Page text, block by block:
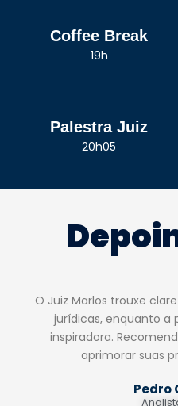
Coffee Break
19h
Palestra Juiz
20h05
O Juiz Marlos trouxe
jurídicas, enquanto a
inspiradora.
aprimorar suas
Pedro